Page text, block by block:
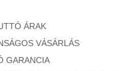
ÁRAK
VÁSÁRLÁS
GARANCIA